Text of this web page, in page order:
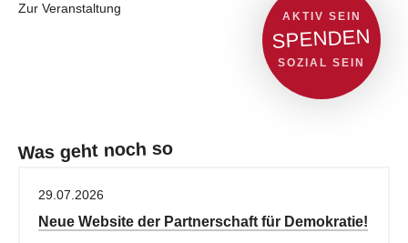
Zur Veranstaltung
AKTIV SEIN
SPENDEN
SOZIAL SEIN
Was geht noch so
29.07.2026
Neue Website der Partnerschaft für Demokratie!